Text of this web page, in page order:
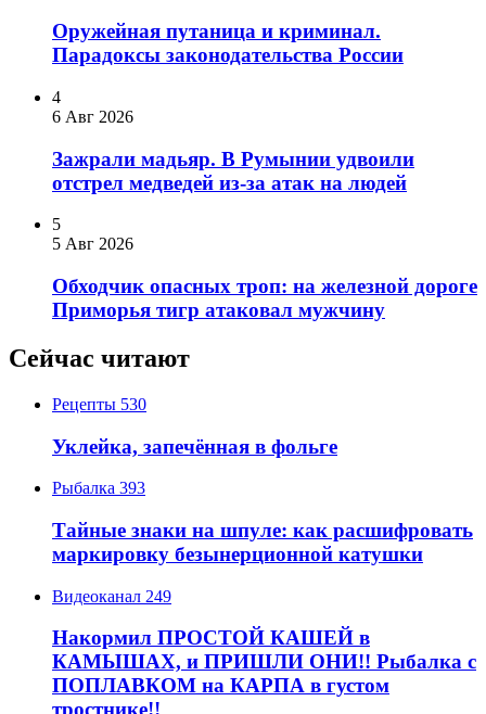
Оружейная путаница и криминал.
Парадоксы законодательства России
4
6 Авг 2026
Зажрали мадьяр. В Румынии удвоили
отстрел медведей из-за атак на людей
5
5 Авг 2026
Обходчик опасных троп: на железной дороге
Приморья тигр атаковал мужчину
Сейчас читают
Рецепты 530
Уклейка, запечённая в фольге
Рыбалка 393
Тайные знаки на шпуле: как расшифровать
маркировку безынерционной катушки
Видеоканал 249
Накормил ПРОСТОЙ КАШЕЙ в
КАМЫШАХ, и ПРИШЛИ ОНИ!! Рыбалка с
ПОПЛАВКОМ на КАРПА в густом